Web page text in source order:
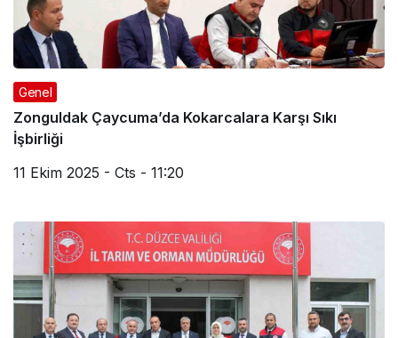
Genel
Zonguldak Çaycuma’da Kokarcalara Karşı Sıkı
İşbirliği
11 Ekim 2025 - Cts - 11:20